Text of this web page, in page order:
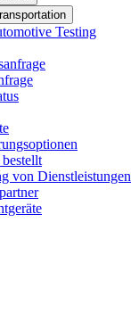
Testing
von Dienstleistungen